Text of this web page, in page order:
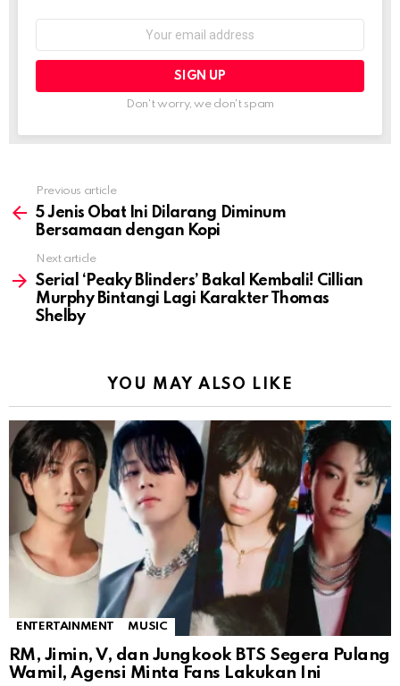
Don't worry, we don't spam
more
Previous article
5 Jenis Obat Ini Dilarang Diminum
Bersamaan dengan Kopi
Next article
Serial ‘Peaky Blinders’ Bakal Kembali! Cillian
Murphy Bintangi Lagi Karakter Thomas
Shelby
YOU MAY ALSO LIKE
ENTERTAINMENT MUSIC
RM, Jimin, V, dan Jungkook BTS Segera Pulang
Wamil, Agensi Minta Fans Lakukan Ini